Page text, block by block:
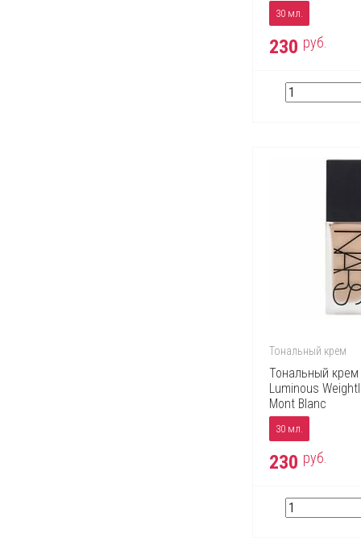
30 мл.
230 руб.
Тональный крем
Тональный крем
Luminous
Mont Blanc
30 мл.
230 руб.